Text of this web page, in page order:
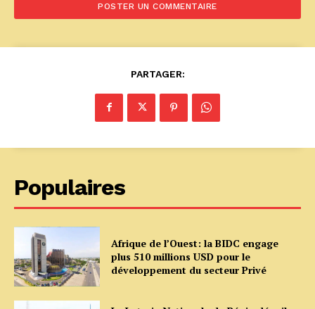
PARTAGER:
Populaires
Afrique de l’Ouest: la BIDC engage
plus 510 millions USD pour le
développement du secteur Privé